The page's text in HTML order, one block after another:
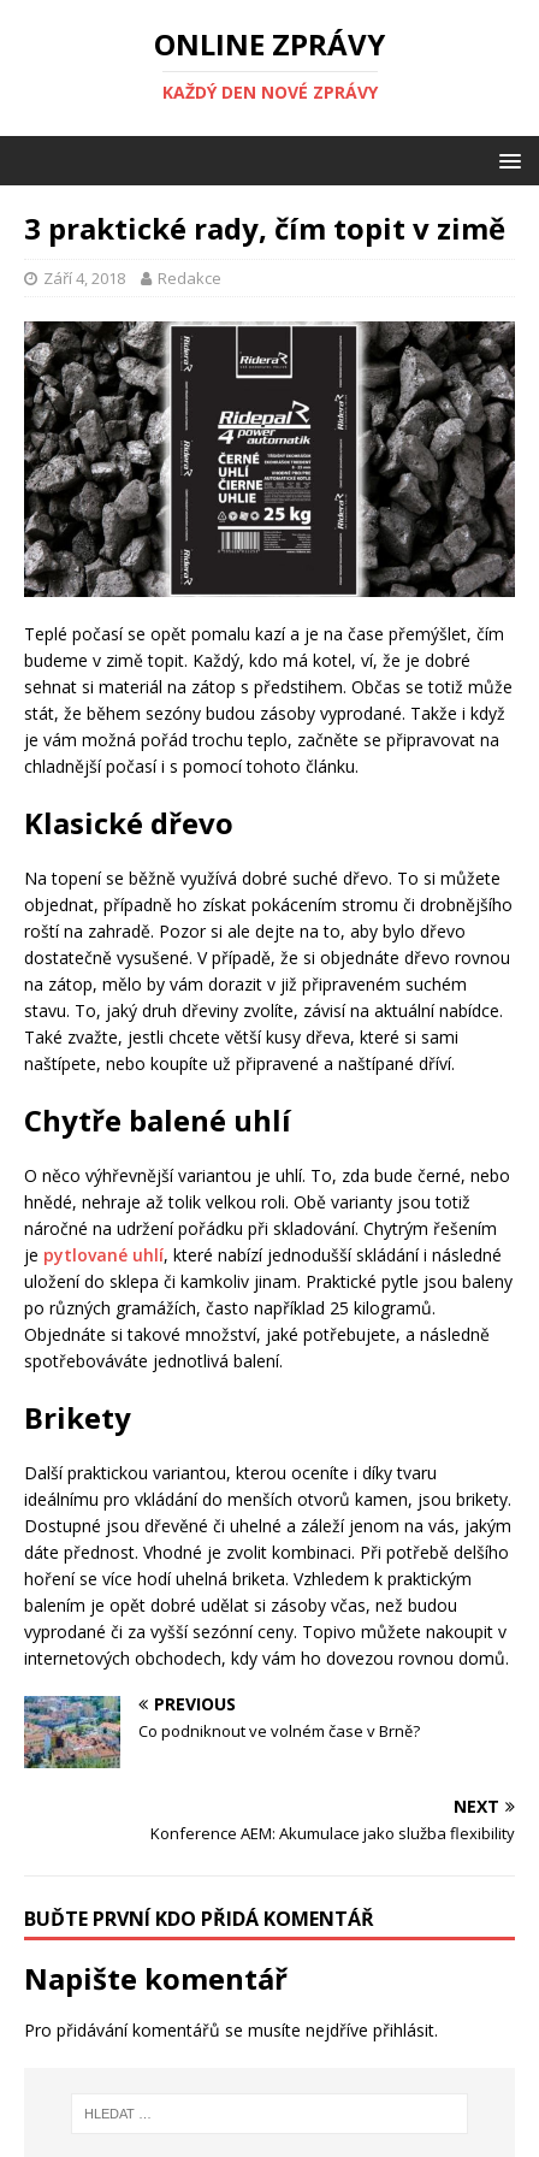
ONLINE ZPRÁVY
KAŽDÝ DEN NOVÉ ZPRÁVY
3 praktické rady, čím topit v zimě
Září 4, 2018 Redakce
Teplé počasí se opět pomalu kazí a je na čase přemýšlet, čím
budeme v zimě topit. Každý, kdo má kotel, ví, že je dobré
sehnat si materiál na zátop s předstihem. Občas se totiž může
stát, že během sezóny budou zásoby vyprodané. Takže i když
je vám možná pořád trochu teplo, začněte se připravovat na
chladnější počasí i s pomocí tohoto článku.
Klasické dřevo
Na topení se běžně využívá dobré suché dřevo. To si můžete
objednat, případně ho získat pokácením stromu či drobnějšího
roští na zahradě. Pozor si ale dejte na to, aby bylo dřevo
dostatečně vysušené. V případě, že si objednáte dřevo rovnou
na zátop, mělo by vám dorazit v již připraveném suchém
stavu. To, jaký druh dřeviny zvolíte, závisí na aktuální nabídce.
Také zvažte, jestli chcete větší kusy dřeva, které si sami
naštípete, nebo koupíte už připravené a naštípané dříví.
Chytře balené uhlí
O něco výhřevnější variantou je uhlí. To, zda bude černé, nebo
hnědé, nehraje až tolik velkou roli. Obě varianty jsou totiž
náročné na udržení pořádku při skladování. Chytrým řešením
je pytlované uhlí, které nabízí jednodušší skládání i následné
uložení do sklepa či kamkoliv jinam. Praktické pytle jsou baleny
po různých gramážích, často například 25 kilogramů.
Objednáte si takové množství, jaké potřebujete, a následně
spotřebováváte jednotlivá balení.
Brikety
Další praktickou variantou, kterou oceníte i díky tvaru
ideálnímu pro vkládání do menších otvorů kamen, jsou brikety.
Dostupné jsou dřevěné či uhelné a záleží jenom na vás, jakým
dáte přednost. Vhodné je zvolit kombinaci. Při potřebě delšího
hoření se více hodí uhelná briketa. Vzhledem k praktickým
balením je opět dobré udělat si zásoby včas, než budou
vyprodané či za vyšší sezónní ceny. Topivo můžete nakoupit v
internetových obchodech, kdy vám ho dovezou rovnou domů.
PREVIOUS
Co podniknout ve volném čase v Brně?
NEXT
Konference AEM: Akumulace jako služba flexibility
BUĎTE PRVNÍ KDO PŘIDÁ KOMENTÁŘ
Napište komentář
Pro přidávání komentářů se musíte nejdříve přihlásit.